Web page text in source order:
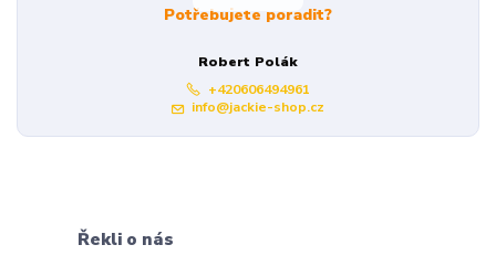
Potřebujete poradit?
Robert Polák
+420606494961
info@jackie-shop.cz
Řekli o nás